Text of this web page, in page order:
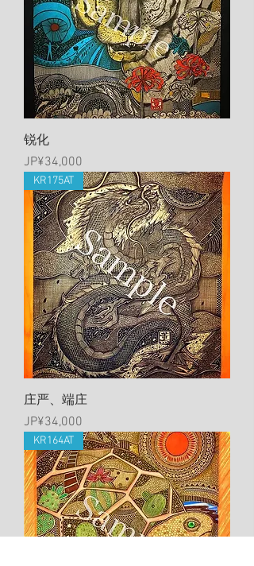
锐化
價格
JP¥34,000
KR175AT
庄严、端庄
價格
JP¥34,000
KR164AT